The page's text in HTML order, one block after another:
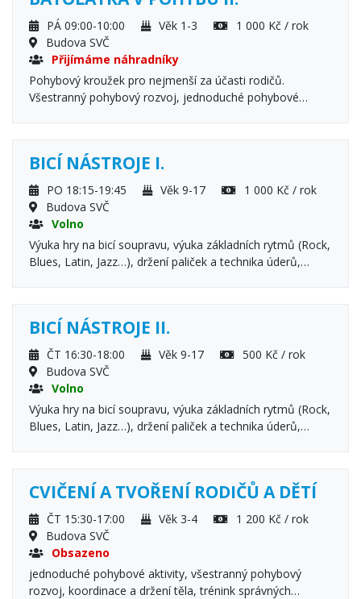
PÁ 09:00-10:00 Věk 1-3
1 000 Kč / rok
Budova SVČ
Přijímáme náhradníky
Pohybový kroužek pro nejmenší za účasti rodičů.
Všestranný pohybový rozvoj, jednoduché pohybové
BICÍ NÁSTROJE I.
PO 18:15-19:45 Věk 9-17
1 000 Kč / rok
Budova SVČ
Volno
Výuka hry na bicí soupravu, výuka základních rytmů (Rock,
Blues, Latin, Jazz…), držení paliček a technika úderů,
BICÍ NÁSTROJE II.
ČT 16:30-18:00 Věk 9-17
500 Kč / rok
Budova SVČ
Volno
Výuka hry na bicí soupravu, výuka základních rytmů (Rock,
Blues, Latin, Jazz…), držení paliček a technika úderů,
CVIČENÍ A TVOŘENÍ RODIČŮ A DĚTÍ
ČT 15:30-17:00 Věk 3-4
1 200 Kč / rok
Budova SVČ
Obsazeno
jednoduché pohybové aktivity, všestranný pohybový
rozvoj, koordinace a držení těla, trénink správných